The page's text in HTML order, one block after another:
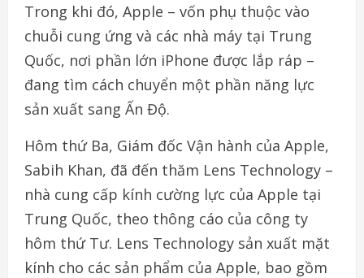
Trong khi đó, Apple – vốn phụ thuộc vào
chuỗi cung ứng và các nhà máy tại Trung
Quốc, nơi phần lớn iPhone được lắp ráp –
đang tìm cách chuyển một phần năng lực
sản xuất sang Ấn Độ.
Hôm thứ Ba, Giám đốc Vận hành của Apple,
Sabih Khan, đã đến thăm Lens Technology –
nhà cung cấp kính cường lực của Apple tại
Trung Quốc, theo thông cáo của công ty
hôm thứ Tư. Lens Technology sản xuất mặt
kính cho các sản phẩm của Apple, bao gồm